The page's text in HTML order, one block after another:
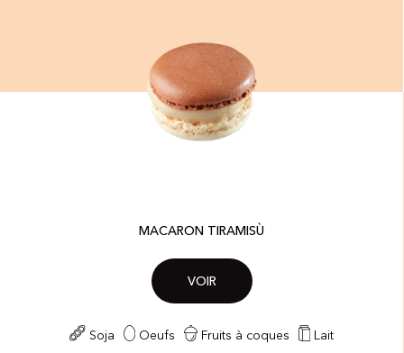
MACARON TIRAMISÙ
VOIR
Soja Oeufs Fruits à coques Lait